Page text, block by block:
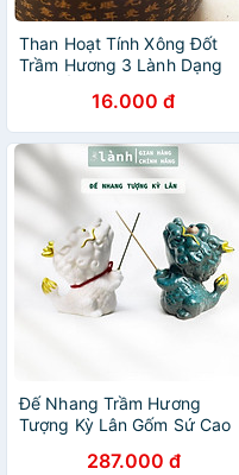
Than Hoạt Tính Xông Đốt
Trầm Hương 3 Lành Dạng
Sức Khỏe Ít Khói Không Mùi
16.000 đ
Đế Nhang Trầm Hương
Tượng Kỳ Lân Gốm Sứ Cao
Trang Trí Tâm Linh Thờ Cúng
287.000 đ